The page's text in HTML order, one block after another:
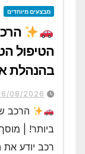
מבצעים מיוחדים
הטיפול
בהנהלת
08/2026
הרכב
ביותר! |
רכב יודע